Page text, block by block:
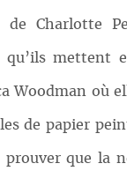
de Charlotte
mettent
Woodman où
de papier
que la